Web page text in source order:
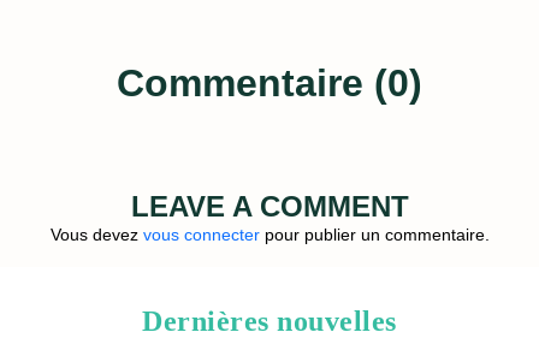
Commentaire (0)
LEAVE A COMMENT
Vous devez vous connecterpour publier un commentaire.
Dernières nouvelles